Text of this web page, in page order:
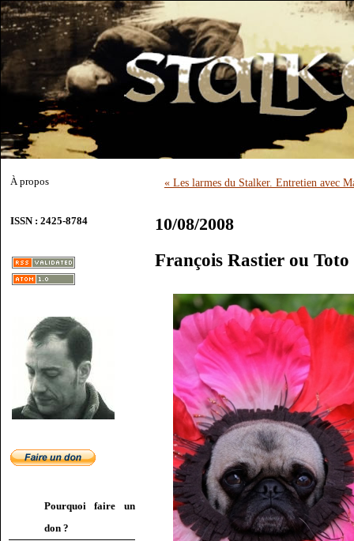
À propos
ISSN : 2425-8784
Pourquoi faire un
don ?
« Les larmes du Stalker. Entretien avec
10/08/2008
François Rastier ou